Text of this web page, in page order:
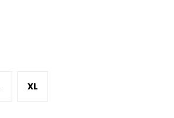
XL